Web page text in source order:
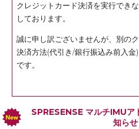
クレジットカード決済を実行でき
しております。
誠に申し訳ございませんが、別の
決済方法(代引き/銀行振込み前入
です。
SPRESENSE マルチIMUア
知らせ